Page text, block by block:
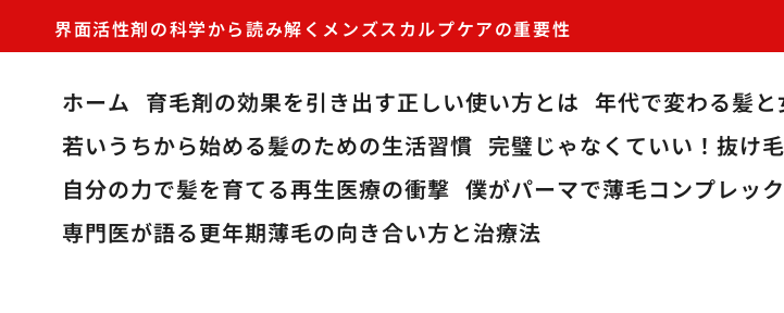
界面活性剤の科学から読み解くメンズスカルプケアの重要性
ホーム 育毛剤の効果を引き出す正しい使い方とは 年代で変わる髪
若いうちから始める髪のための生活習慣 完璧じゃなくていい！抜け
自分の力で髪を育てる再生医療の衝撃 僕がパーマで薄毛コンプレッ
専門医が語る更年期薄毛の向き合い方と治療法